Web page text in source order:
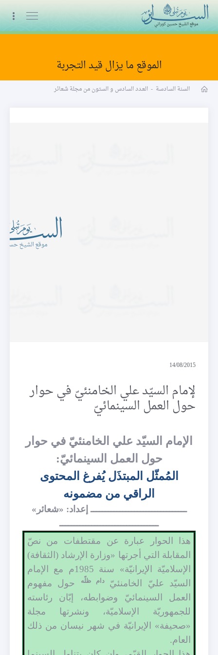
البث المباشر
الموقع ما يزال قيد التجربة
السنة السادسة - العـدد السادس و الستون من مجلة شعائر
14/08/2015
لإمام السيّد علي الخامنئيّ في حوار
حول العمل السينمائيّ
الإمام السيّد علي الخامنئيّ في حوار
حول العمل السينمائيّ:
المُمثّل المبتذَل يُفرغ المحتوى
الراقي من مضمونه
ـــــــــــــــــــــــــــــــــ إعداد: «شعائر»
ــــــــــــــــــــــــــــــــــ
هذا الحوار عبارة عن مقتطفات من نصّ
المقابلة التي أجرتها «وزارة الإرشاد (الثقافة)
الإسلاميّة الإيرانيّة» سنة 1985م مع الإمام
السيّد عليّ الخامنئيّ دام ظلّه
حول مفهوم
العمل السينمائيّ وضوابطه، إبّان رئاسته
للجمهوريّة الإسلاميّة، ونشرتها مجلة
«صحيفة» الإيرانيّة في شهر نيسان من ذلك
العام.